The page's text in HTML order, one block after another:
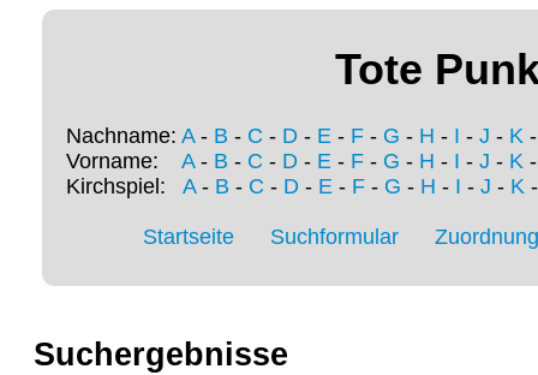
Tote
Nachname: A- B - C - D - E - F - G - H - I - J - K
Vorname: A- B - C - D - E - F - G - H - I - J - K
Kirchspiel: A- B - C - D- E- F- G - H - I - J - K
Startseite Suchformular
Suchergebnisse